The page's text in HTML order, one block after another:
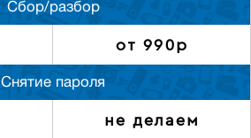
Сбор/разбор
от 990р
Снятие пароля
не делаем